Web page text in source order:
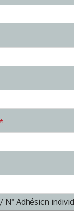
N° Adhésion